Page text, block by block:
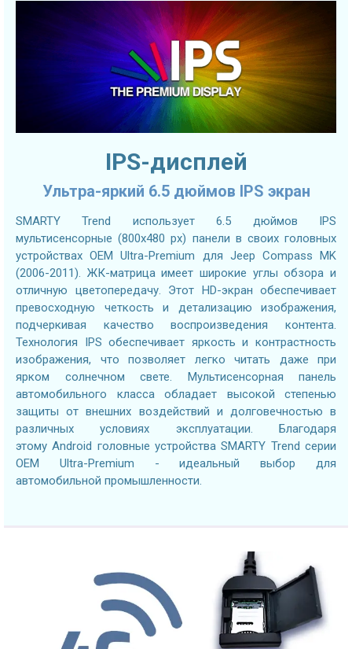
IPS-дисплей
Ультра-яркий 6.5 дюймов IPS экран
SMARTY Trend использует 6.5 дюймов IPS
мультисенсорные (800х480 px) панели в своих головных
устройствах OEM Ultra-Premium для Jeep Compass MK
(2006-2011). ЖК-матрица имеет широкие углы обзора и
отличную цветопередачу. Этот HD-экран обеспечивает
превосходную четкость и детализацию изображения,
подчеркивая качество воспроизведения контента.
Технология IPS обеспечивает яркость и контрастность
изображения, что позволяет легко читать даже при
ярком солнечном свете. Мультисенсорная панель
автомобильного класса обладает высокой степенью
защиты от внешних воздействий и долговечностью в
различных условиях эксплуатации. Благодаря
этому Android головные устройства SMARTY Trend серии
OEM Ultra-Premium - идеальный выбор для
автомобильной промышленности.